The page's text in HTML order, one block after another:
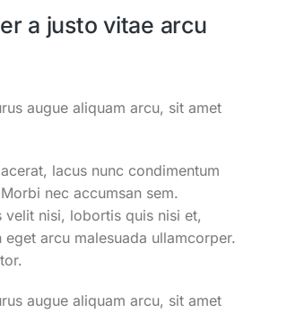
a justo vitae arcu
augue aliquam arcu, sit amet
lacus nunc condimentum
nec accumsan sem.
velit nisi, lobortis quis nisi et,
arcu malesuada ullamcorper.
augue aliquam arcu, sit amet